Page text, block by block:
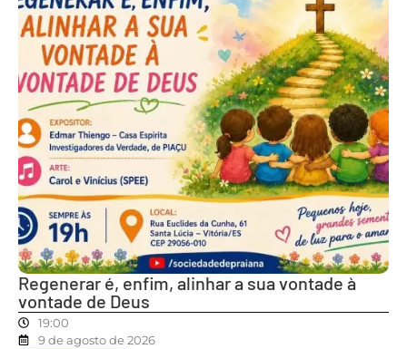
Regenerar é, enfim, alinhar a sua vontade à
vontade de Deus
19:00
9 de agosto de 2026